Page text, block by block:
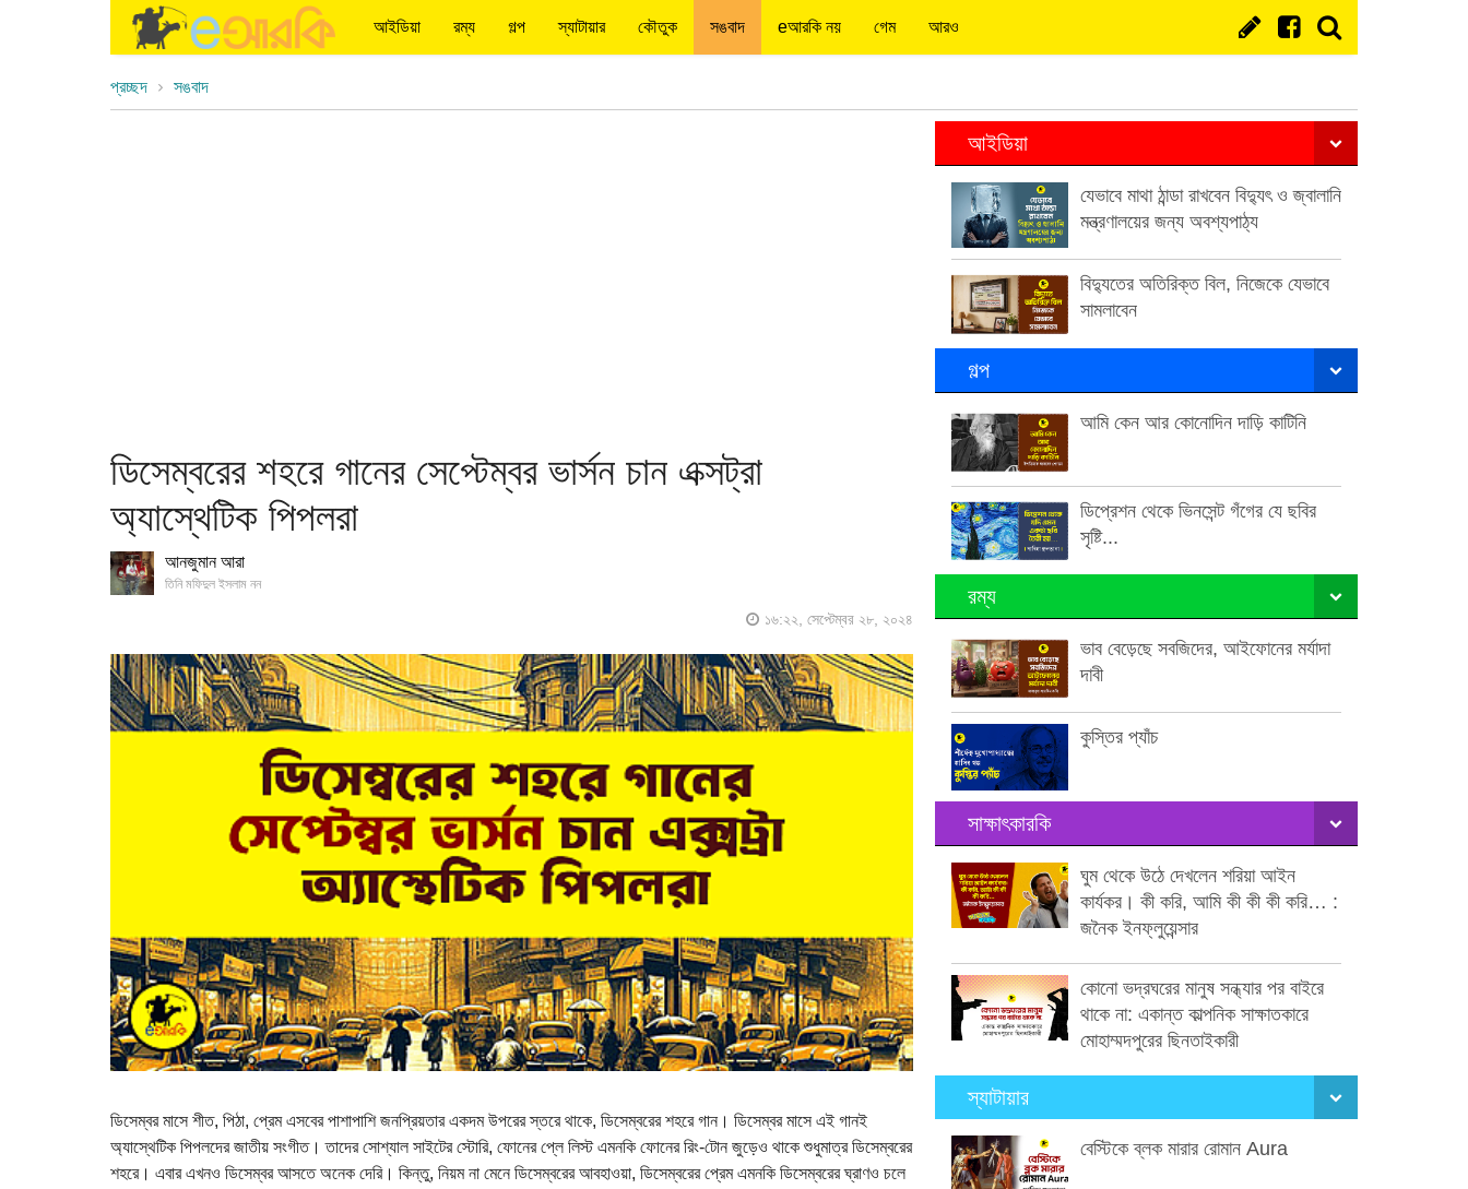
আইডিয়া রম্য গল্প স্যাটায়ার কৌতুক সঙবাদ eআরকি নয় গেম আরও
প্রচ্ছদ সঙবাদ
ডিসেম্বরের শহরে গানের সেপ্টেম্বর ভার্সন চান এক্সট্রা
অ্যাস্থেটিক পিপলরা
আনজুমান আরা
তিনি মফিদুল ইসলাম নন
১৬:২২, সেপ্টেম্বর ২৮, ২০২৪
ডিসেম্বর মাসে শীত, পিঠা, প্রেম এসবের পাশাপাশি জনপ্রিয়তার একদম উপরের স্তরে থাকে, ডিসেম্বরের শহরে গান। ডিসেম্বর মাসে এই গানই
অ্যাস্থেটিক পিপলদের জাতীয় সংগীত। তাদের সোশ্যাল সাইটের স্টোরি, ফোনের প্লে লিস্ট এমনকি ফোনের রিং-টোন জুড়েও থাকে শুধুমাত্র ডিসেম্বরের
শহরে। এবার এখনও ডিসেম্বর আসতে অনেক দেরি। কিন্তু, নিয়ম না মেনে ডিসেম্বরের আবহাওয়া, ডিসেম্বরের প্রেম এমনকি ডিসেম্বরের ঘ্রাণও চলে
আইডিয়া
যেভাবে মাথা ঠান্ডা রাখবেন বিদ্যুৎ ও জ্বালানি
মন্ত্রণালয়ের জন্য অবশ্যপাঠ্য
বিদ্যুতের অতিরিক্ত বিল, নিজেকে যেভাবে
সামলাবেন
গল্প
আমি কেন আর কোনোদিন দাড়ি কাটিনি
ডিপ্রেশন থেকে ভিনসেন্ট গঁগের যে ছবির
সৃষ্টি...
রম্য
ভাব বেড়েছে সবজিদের, আইফোনের মর্যাদা
দাবী
কুস্তির প্যাঁচ
সাক্ষাৎকারকি
ঘুম থেকে উঠে দেখলেন শরিয়া আইন
কার্যকর। কী করি, আমি কী কী কী করি… :
জনৈক ইনফ্লুয়েন্সার
কোনো ভদ্রঘরের মানুষ সন্ধ্যার পর বাইরে
থাকে না: একান্ত কাল্পনিক সাক্ষাতকারে
মোহাম্মদপুরের ছিনতাইকারী
স্যাটায়ার
বেস্টিকে ব্লক মারার রোমান Aura